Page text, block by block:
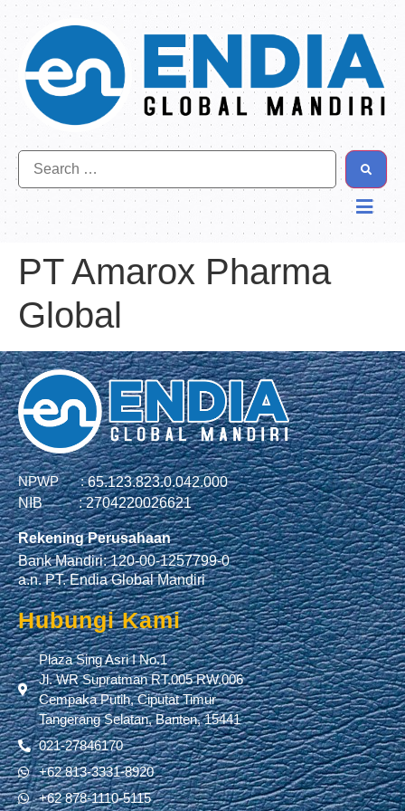
PT Amarox Pharma
Global
NPWP :65.123.823.0.042.000
NIB :2704220026621
Rekening Perusahaan
Bank Mandiri: 120-00-1257799-0
a.n. PT. Endia Global Mandiri
Hubungi Kami
Plaza Sing Asri I No.1
Jl. WR Supratman RT.005 RW.006
Cempaka Putih, Ciputat Timur
Tangerang Selatan, Banten, 15441
021-27846170
+62 813-3331-8920
+62 878-1110-5115